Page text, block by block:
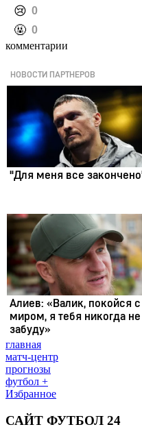
️😢 0
️🤬 0
комментарии
главная
матч-центр
прогнозы
футбол +
Избранное
САЙТ ФУТБОЛ 24